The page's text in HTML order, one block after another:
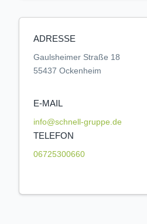
ADRESSE
Gaulsheimer Straße 18
55437 Ockenheim
E-MAIL
info@schnell-gruppe.de
TELEFON
06725300660